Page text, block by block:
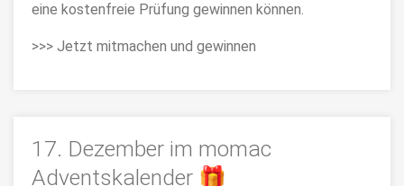
eine kostenfreie Prüfung gewinnen können.
>>> Jetzt mitmachen und gewinnen
17. Dezember im momac
Adventskalender 🎁